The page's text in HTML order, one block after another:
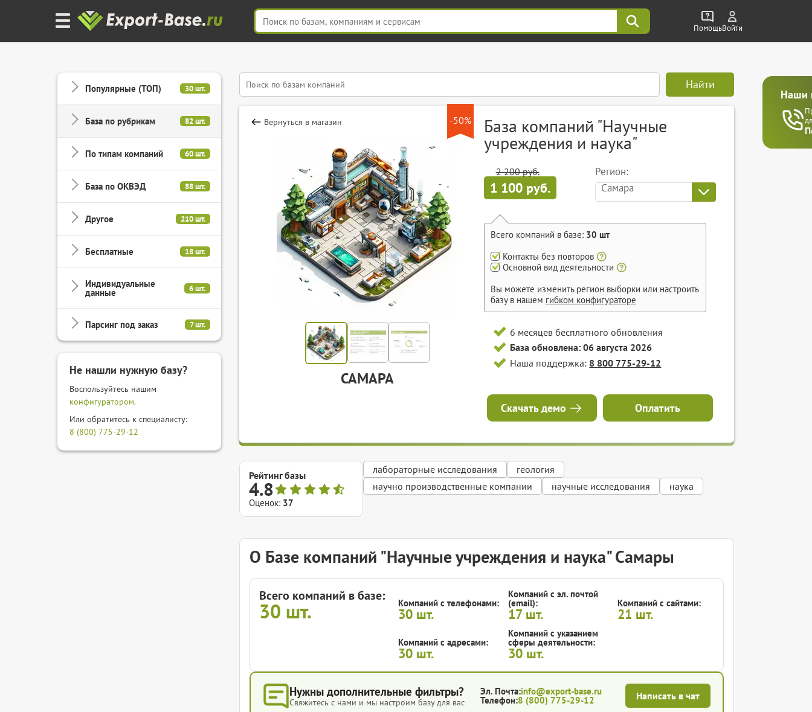
ПомощьВойти
Наши
Популярные (ТОП) 30 шт.
База по рубрикам 82 шт.
По типам компаний 60 шт.
База по ОКВЭД 88 шт.
Другое 210 шт.
Бесплатные 18 шт.
Индивидуальные
данные 6 шт.
Парсинг под заказ 7 шт.
Не нашли нужную базу?
Воспользуйтесь нашим
конфигуратором.
Или обратитесь к специалисту:
8 (800) 775-29-12
Найти
-50%
Вернуться в магазин
САМАРА
База компаний "Научные
учреждения и наука"
2 200 руб.
1 100 руб.
Регион:
Самара
Всего компаний в базе: 30 шт
Контакты без повторов
Основной вид деятельности
Вы можете изменить регион выборки или настроить
базу в нашем гибком конфигураторе
6 месяцев бесплатного обновления
База обновлена: 06 августа 2026
Наша поддержка: 8 800 775-29-12
Скачать демо Оплатить
Рейтинг базы
4.8
Оценок: 37
лабораторные исследования
геология
научно производственные компании
научные исследования наука
О Базе компаний "Научные учреждения и наука" Самары
Всего компаний в базе:
30 шт. Компаний с телефонами:
30 шт.
Компаний с эл. почтой
(email):
17 шт.
Компаний с сайтами:
21 шт.
Компаний с адресами:
30 шт.
Компаний с указанием
сферы деятельности:
30 шт.
Нужны дополнительные фильтры?
Свяжитесь с нами и мы настроим базу для вас
Эл. Почта:info@export-base.ru
Телефон:8 (800) 775-29-12 Написать в чат